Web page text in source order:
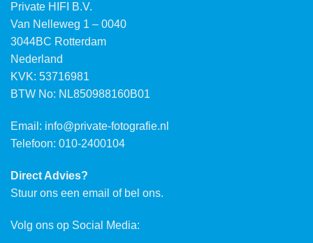
Private HIFI B.V.
Van Nelleweg 1 – 0040
3044BC Rotterdam
Nederland
KVK: 53716981
BTW No: NL850988160B01
Email: info@private-fotografie.nl
Telefoon: 010-2400104
Direct Advies?
Stuur ons een email of bel ons.
Volg ons op Social Media: